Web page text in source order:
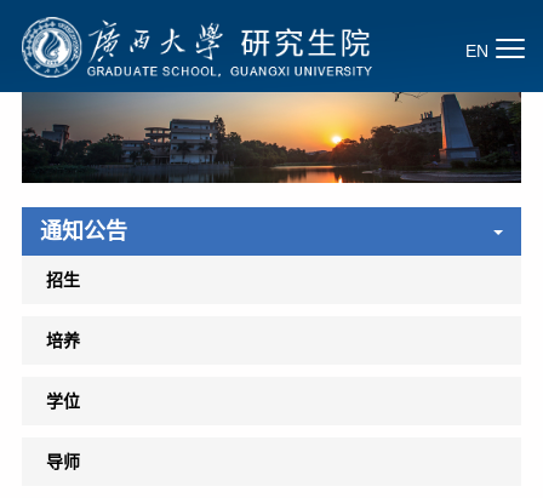
EN
通知公告
招生
培养
学位
导师